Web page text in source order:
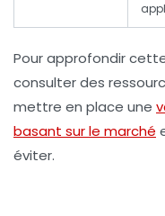
Pour approfondir
consulter des
mettre en place une
basant sur le marché
éviter.